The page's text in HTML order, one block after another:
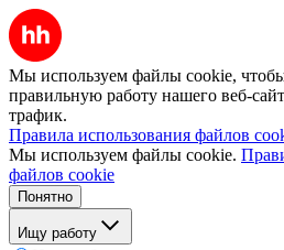
Мы используем файлы cookie,
правильную работу нашего веб-
трафик.
Правила использования файлов
Мы используем файлы cookie.
файлов cookie
Понятно
Ищу работу